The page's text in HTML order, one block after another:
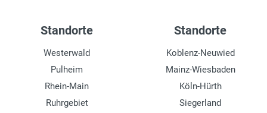
Standorte
Westerwald
Pulheim
Rhein-Main
Ruhrgebiet
Standorte
Koblenz-Neuwied
Mainz-Wiesbaden
Köln-Hürth
Siegerland